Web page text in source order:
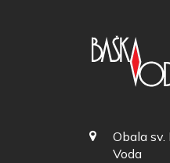
Obala
Voda